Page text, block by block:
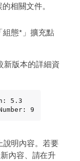
相關文件。
組態*」擴充點
新版本的詳細資
5.3
9
說明內容。若要
內容、請在升